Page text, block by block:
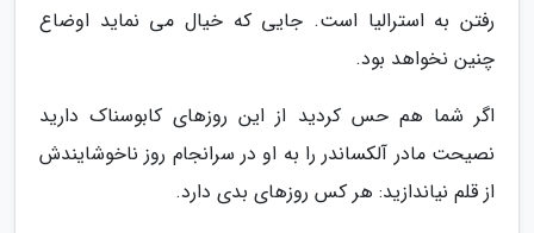
رفتن به استرالیا است. جایی که خیال می نماید اوضاع
چنین نخواهد بود.
اگر شما هم حس کردید از این روزهای کابوسناک دارید
نصیحت مادر آلکساندر را به او در سرانجام روز ناخوشایندش
از قلم نیاندازید: هر کس روزهای بدی دارد.